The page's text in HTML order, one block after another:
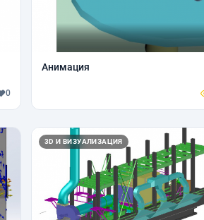
0
Анимация
3D И ВИЗУАЛИЗАЦИЯ